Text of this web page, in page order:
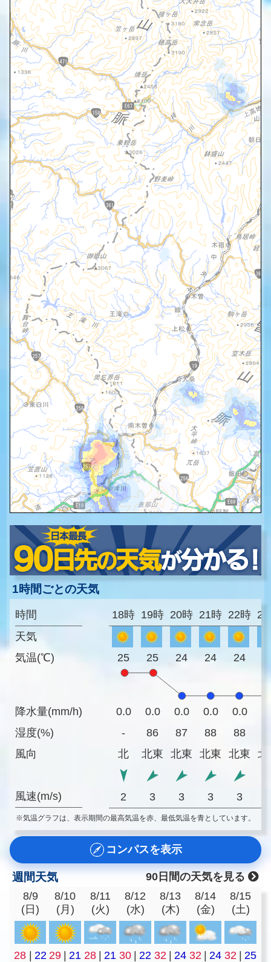
1時間ごとの天気
時間
天気
気温(℃)
降水量(mm/h)
湿度(%)
風向
風速(m/s)
18時 19時 20時 21時 22時
25 25 24 24 24
0.0 0.0 0.0 0.0 0.0
-
86 87 88 88
北
北東 北東 北東 北東 北
2 3 3 3 3
※気温グラフは、表示期間の最高気温を赤、最低気温を青としています。
コンパスを表示
週間天気
90日間の天気を見る
8/9
(日)
8/10
(月)
8/11
(火)
8/12
(水)
8/13
(木)
8/14
(金)
8/15
(土)
28 | 22 29 | 21 28 | 21 30 | 22 32 | 24 32 | 24 32 | 25